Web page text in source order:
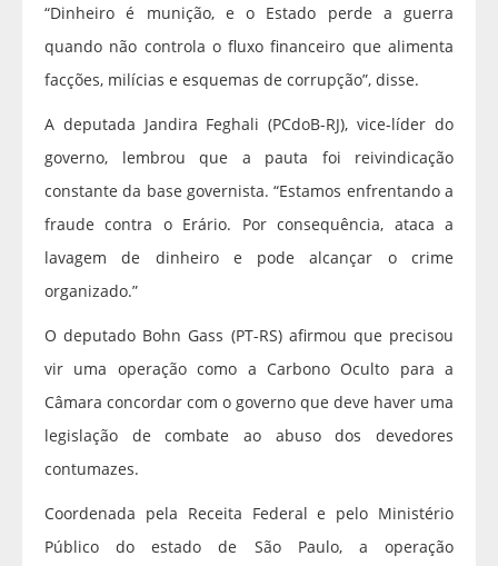
“Dinheiro é munição, e o Estado perde a guerra
quando não controla o fluxo financeiro que alimenta
facções, milícias e esquemas de corrupção”, disse.
A deputada Jandira Feghali (PCdoB-RJ), vice-líder do
governo, lembrou que a pauta foi reivindicação
constante da base governista. “Estamos enfrentando a
fraude contra o Erário. Por consequência, ataca a
lavagem de dinheiro e pode alcançar o crime
organizado.”
O deputado Bohn Gass (PT-RS) afirmou que precisou
vir uma operação como a Carbono Oculto para a
Câmara concordar com o governo que deve haver uma
legislação de combate ao abuso dos devedores
contumazes.
Coordenada pela Receita Federal e pelo Ministério
Público do estado de São Paulo, a operação